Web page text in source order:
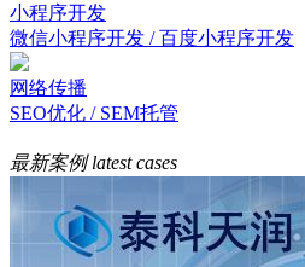
小程序开发
微信小程序开发 / 百度小程序开发
网络传播
SEO优化 / SEM托管
最新案例latest cases